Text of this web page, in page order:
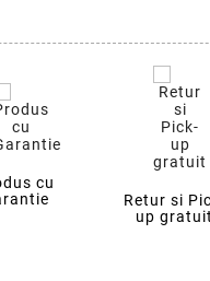
cu
Retur si
up gratuit